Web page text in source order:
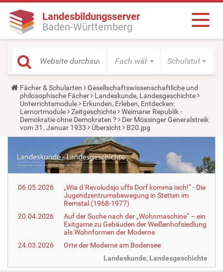
Landesbildungsserver
Baden-Württemberg
Fach wählen Schulstufe
Y
o
u
a
r
e
h
e
:
Fächer & Schularten
Gesellschaftswissenschaftliche und
philosophische Fächer
Landeskunde, Landesgeschichte
Unterrichtsmodule
Erkunden, Erleben, Entdecken:
Lernortmodule
Zeitgeschichte
Weimarer Republik -
Demokratie ohne Demokraten ?
Der Mössinger Generalstreik
vom 31. Januar 1933
Übersicht B20.jpg
06.05.2026
„Wia d´Revoludsjo uffs Dorf komma isch!“ - Die
Jugendzentrumsbewegung in Stetten im
Remstal (1968-1977)
20.04.2026
Auf der Suche nach der „Wohnmaschine“ – ein
Exitgame zu Gebäuden der Weißenhofsiedlung
als Wohnformen der Moderne
24.03.2026
Orte der Moderne am Bodensee
Landeskunde, Landesgeschichte